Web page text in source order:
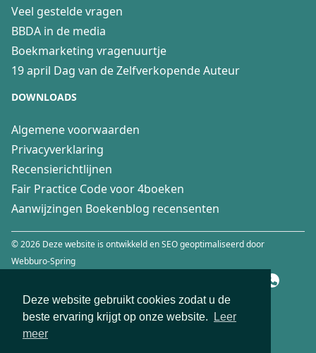
Deze website gebruikt cookies zodat u de
beste ervaring krijgt op onze website.
Leer
meer
Veel gestelde vragen
BBDA in de media
Boekmarketing vragenuurtje
19 april Dag van de Zelfverkopende Auteur
DOWNLOADS
Algemene voorwaarden
Privacyverklaring
Recensierichtlijnen
Fair Practice Code voor 4boeken
Aanwijzingen Boekenblog recensenten
© 2026 Deze website is ontwikkeld en SEO geoptimaliseerd door
Webburo-Spring